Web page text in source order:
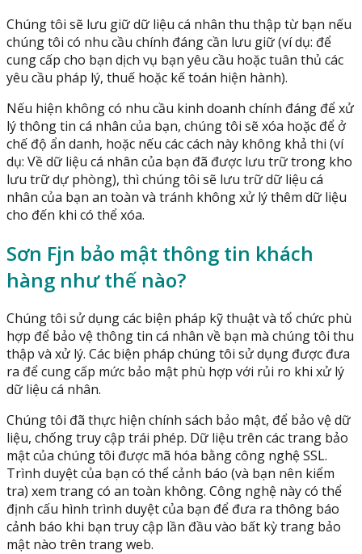
Chúng tôi sẽ lưu giữ dữ liệu cá nhân thu thập từ bạn nếu
chúng tôi có nhu cầu chính đáng cần lưu giữ (ví dụ: để
cung cấp cho bạn dịch vụ bạn yêu cầu hoặc tuân thủ các
yêu cầu pháp lý, thuế hoặc kế toán hiện hành).
Nếu hiện không có nhu cầu kinh doanh chính đáng để xử
lý thông tin cá nhân của bạn, chúng tôi sẽ xóa hoặc để ở
chế độ ẩn danh, hoặc nếu các cách này không khả thi (ví
dụ: Về dữ liệu cá nhân của bạn đã được lưu trữ trong kho
lưu trữ dự phòng), thì chúng tôi sẽ lưu trữ dữ liệu cá
nhân của bạn an toàn và tránh không xử lý thêm dữ liệu
cho đến khi có thể xóa.
Sơn Fjn bảo mật thông tin khách
hàng như thế nào?
Chúng tôi sử dụng các biện pháp kỹ thuật và tổ chức phù
hợp để bảo vệ thông tin cá nhân về bạn mà chúng tôi thu
thập và xử lý. Các biện pháp chúng tôi sử dụng được đưa
ra để cung cấp mức bảo mật phù hợp với rủi ro khi xử lý
dữ liệu cá nhân.
Chúng tôi đã thực hiện chính sách bảo mật, để bảo vệ dữ
liệu, chống truy cập trái phép. Dữ liệu trên các trang bảo
mật của chúng tôi được mã hóa bằng công nghệ SSL.
Trình duyệt của bạn có thể cảnh báo (và bạn nên kiểm
tra) xem trang có an toàn không. Công nghệ này có thể
định cấu hình trình duyệt của bạn để đưa ra thông báo
cảnh báo khi bạn truy cập lần đầu vào bất kỳ trang bảo
mật nào trên trang web.